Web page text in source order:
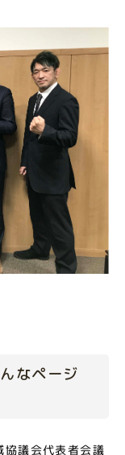
なページ
議会代表者会議